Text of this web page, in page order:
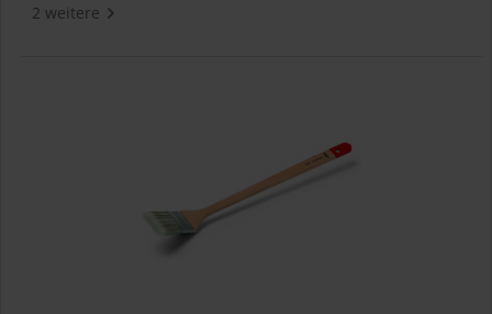
2 weitere